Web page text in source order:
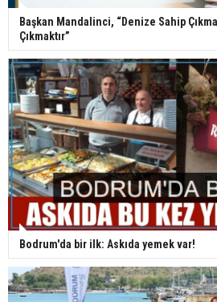
Başkan Mandalinci, “Denize Sahip
Çıkmaktır”
Bodrum'da bir ilk: Askıda yemek var!